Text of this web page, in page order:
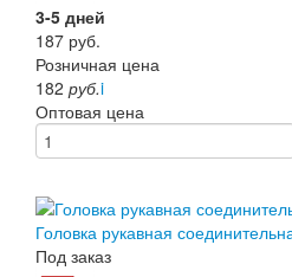
3-5 дней
187 руб.
Розничная цена
182 руб.i
Оптовая цена
Головка рукавная
Под заказ